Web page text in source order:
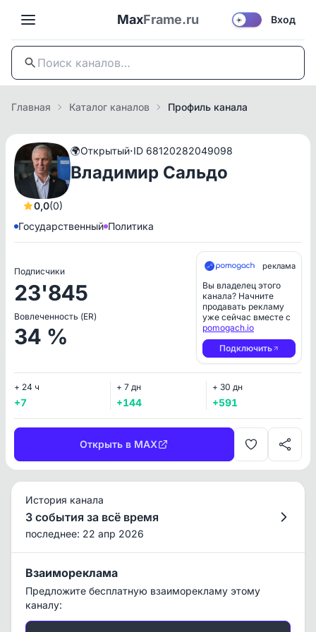
MaxFrame.ru ☀️ Вход
Главная Каталог каналов Профиль канала
0,0(0)
🌍Открытый·ID 68120282049098
Владимир Сальдо
Государственный Политика
Подписчики
23'845
Вовлеченность (ER)
34 %
реклама
Вы владелец этого
канала? Начните
продавать рекламу
уже сейчас вместе с
pomogach.io
Подключить
+ 24 ч
+7
+ 7 дн
+144
+ 30 дн
+591
Открыть в MAX
История канала
3 события за всё время
последнее: 22 апр 2026
Взаимореклама
Предложите бесплатную взаиморекламу этому
каналу: